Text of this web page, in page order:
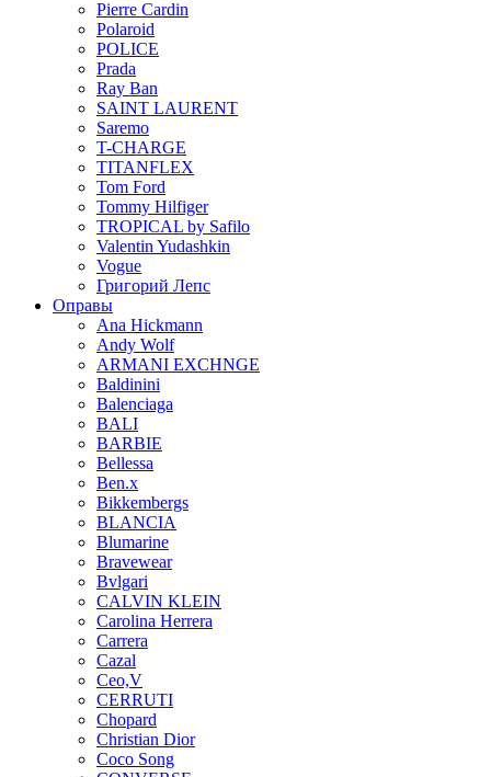
Pierre Cardin
Polaroid
POLICE
Prada
Ray Ban
SAINT LAURENT
Saremo
T-CHARGE
TITANFLEX
Tom Ford
Tommy Hilfiger
TROPICAL by Safilo
Valentin Yudashkin
Vogue
Григорий Лепс
Оправы
Ana Hickmann
Andy Wolf
ARMANI EXCHNGE
Baldinini
Balenciaga
BALI
BARBIE
Bellessa
Ben.x
Bikkembergs
BLANCIA
Blumarine
Bravewear
Bvlgari
CALVIN KLEIN
Carolina Herrera
Carrera
Cazal
Ceo,V
CERRUTI
Chopard
Christian Dior
Coco Song